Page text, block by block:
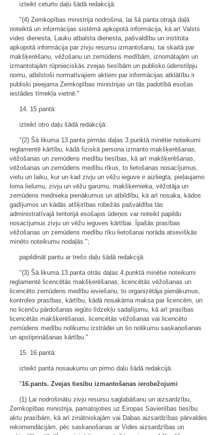
izteikt ceturto daļu šādā redakcijā:
"(4) Zemkopības ministrija nodrošina, lai šā panta otrajā daļā
noteiktā un informācijas sistēmā apkopotā informācija, kā arī Valsts
vides dienesta, Lauku atbalsta dienesta, pašvaldību un institūta
apkopotā informācija par zivju resursu izmantošanu, tai skaitā par
makšķerēšanu, vēžošanu un zemūdens medībām, iznomātajām un
izmantotajām rūpnieciskās zvejas tiesībām un publisko ūdenstilpju
nomu, atbilstoši normatīvajiem aktiem par informācijas atklātību ir
publiski pieejama Zemkopības ministrijas un tās padotībā esošas
iestādes tīmekļa vietnē."
14. 15.pantā:
izteikt otro daļu šādā redakcijā:
"(2) Šā likuma 13.panta pirmās daļas 3.punktā minētie noteikumi
reglamentē kārtību, kādā fiziskā persona izmanto makšķerēšanas,
vēžošanas un zemūdens medību tiesības, kā arī makšķerēšanas,
vēžošanas un zemūdens medību rīkus, to lietošanas nosacījumus,
vietu un laiku, kur un kad zivju un vēžu ieguve ir aizliegta, pieļaujamo
loma lielumu, zivju un vēžu garumu, makšķernieka, vēžotāja un
zemūdens mednieka pienākumus un atbildību, kā arī nosaka, kādos
gadījumos un kādās atšķirības robežās pašvaldība tās
administratīvajā teritorijā esošajos ūdeņos var noteikt papildu
nosacījumus zivju un vēžu ieguves kārtībai. Īpašās prasības
vēžošanas un zemūdens medību rīku lietošanai norāda atsevišķās
minēto noteikumu nodaļās.";
papildināt pantu ar trešo daļu šādā redakcijā:
"(3) Šā likuma 13.panta otrās daļas 4.punktā minētie noteikumi
reglamentē licencētās makšķerēšanas, licencētās vēžošanas un
licencēto zemūdens medību ieviešanu, to organizētāja pienākumus,
kontroles prasības, kārtību, kādā nosakāma maksa par licencēm, un
no licenču pārdošanas iegūto līdzekļu sadalījumu, kā arī prasības
licencētās makšķerēšanas, licencētās vēžošanas vai licencēto
zemūdens medību nolikumu izstrādei un šo nolikumu saskaņošanas
un apstiprināšanas kārtību."
15. 16.pantā:
izteikt panta nosaukumu un pirmo daļu šādā redakcijā:
"16.pants. Zvejas tiesību izmantošanas ierobežojumi
(1) Lai nodrošinātu zivju resursu saglabāšanu un aizsardzību,
Zemkopības ministrija, pamatojoties uz Eiropas Savienības tiesību
aktu prasībām, kā arī zinātniskajām vai Dabas aizsardzības pārvaldes
rekomendācijām, pēc saskaņošanas ar Vides aizsardzības un